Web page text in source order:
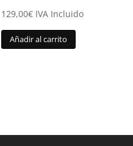
129,00€ IVA Incluido
Añadir al carrito